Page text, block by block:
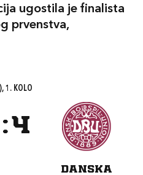
ugostila je finalista
prvenstva,
1. KOLO
:4
DANSKA